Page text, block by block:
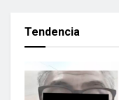
Tendencia